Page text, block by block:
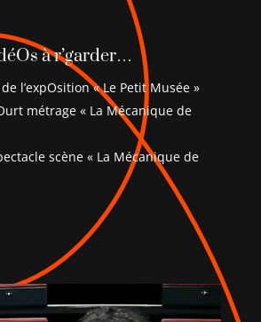
à r’garder…
l’expOsition « Le Petit Musée »
métrage « La Mécanique de
scène « La Mécanique de